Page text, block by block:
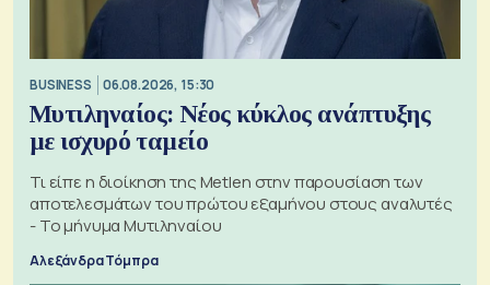
BUSINESS 06.08.2026, 15:30
Μυτιληναίος: Νέος κύκλος ανάπτυξης
με ισχυρό ταμείο
Τι είπε η διοίκηση της Metlen στην παρουσίαση των
αποτελεσμάτων του πρώτου εξαμήνου στους αναλυτές
- Το μήνυμα Μυτιληναίου
Αλεξάνδρα Τόμπρα